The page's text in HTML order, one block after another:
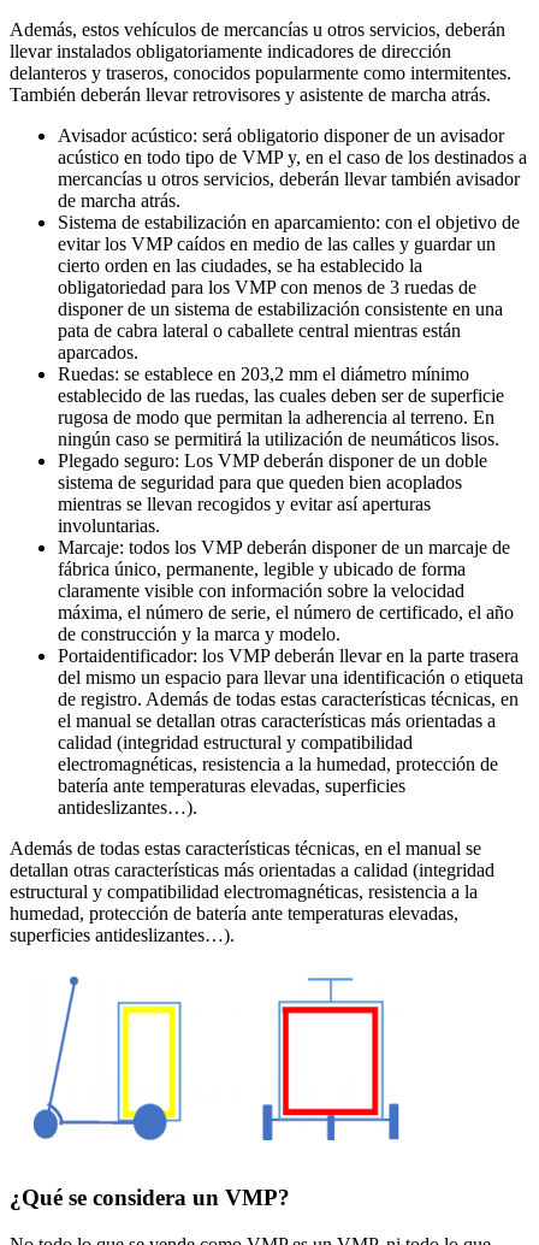
Además, estos vehículos de mercancías u otros servicios, deberán
llevar instalados obligatoriamente indicadores de dirección
delanteros y traseros, conocidos popularmente como intermitentes.
También deberán llevar retrovisores y asistente de marcha atrás.
Avisador acústico: será obligatorio disponer de un avisador
acústico en todo tipo de VMP y, en el caso de los destinados a
mercancías u otros servicios, deberán llevar también avisador
de marcha atrás.
Sistema de estabilización en aparcamiento: con el objetivo de
evitar los VMP caídos en medio de las calles y guardar un
cierto orden en las ciudades, se ha establecido la
obligatoriedad para los VMP con menos de 3 ruedas de
disponer de un sistema de estabilización consistente en una
pata de cabra lateral o caballete central mientras están
aparcados.
Ruedas: se establece en 203,2 mm el diámetro mínimo
establecido de las ruedas, las cuales deben ser de superficie
rugosa de modo que permitan la adherencia al terreno. En
ningún caso se permitirá la utilización de neumáticos lisos.
Plegado seguro: Los VMP deberán disponer de un doble
sistema de seguridad para que queden bien acoplados
mientras se llevan recogidos y evitar así aperturas
involuntarias.
Marcaje: todos los VMP deberán disponer de un marcaje de
fábrica único, permanente, legible y ubicado de forma
claramente visible con información sobre la velocidad
máxima, el número de serie, el número de certificado, el año
de construcción y la marca y modelo.
Portaidentificador: los VMP deberán llevar en la parte trasera
del mismo un espacio para llevar una identificación o etiqueta
de registro. Además de todas estas características técnicas, en
el manual se detallan otras características más orientadas a
calidad (integridad estructural y compatibilidad
electromagnéticas, resistencia a la humedad, protección de
batería ante temperaturas elevadas, superficies
antideslizantes…).
Además de todas estas características técnicas, en el manual se
detallan otras características más orientadas a calidad (integridad
estructural y compatibilidad electromagnéticas, resistencia a la
humedad, protección de batería ante temperaturas elevadas,
superficies antideslizantes…).
¿Qué se considera un VMP?